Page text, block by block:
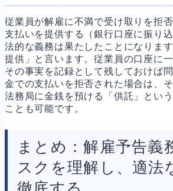
従業員が解雇に不満で受け取りを拒
支払いを提供する（銀行口座に振り
法的な義務は果たしたことになりま
提供」と言います。従業員の口座に
その事実を記録として残しておけば
金での支払いを拒否された場合は、
法務局に金銭を預ける「供託」とい
ことも可能です。
まとめ：解雇予告義
スクを理解し、適法